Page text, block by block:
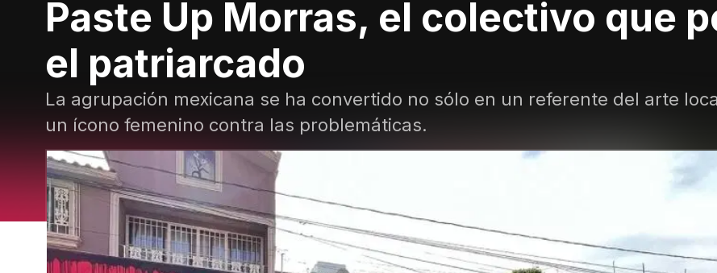
Paste Up Morras, el colectivo que
el patriarcado
La agrupación mexicana se ha convertido no sólo en un referente del arte
un ícono femenino contra las problemáticas.